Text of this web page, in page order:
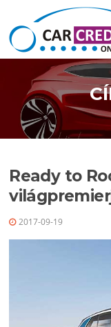
Ugrás a tartalomra
Ready to
2017-09-19